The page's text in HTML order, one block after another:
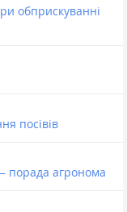
обприскуванні
посівів
порада агронома